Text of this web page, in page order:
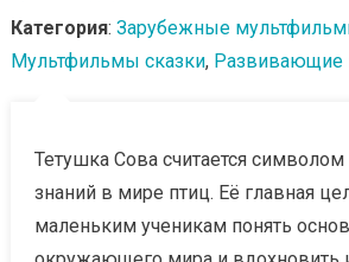
Категория: Зарубежные
Мультфильмы сказки,
Тетушка Сова считается
знаний в мире птиц. Её главная
маленьким ученикам понять